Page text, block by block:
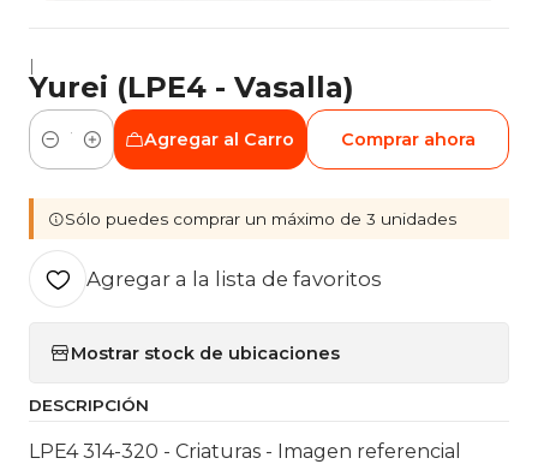
|
Yurei (LPE4 - Vasalla)
Cantidad
Agregar al Carro Comprar ahora
Sólo puedes comprar un máximo de 3 unidades
Agregar a la lista de favoritos
Mostrar stock de ubicaciones
DESCRIPCIÓN
LPE4 314-320 - Criaturas - Imagen referencial